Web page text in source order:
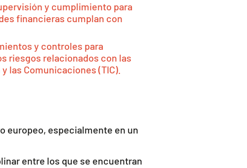
y cumplimiento para
financieras cumplan con
y controles para
riesgos relacionados con las
las Comunicaciones (TIC).
europeo, especialmente en un
entre los que se encuentran